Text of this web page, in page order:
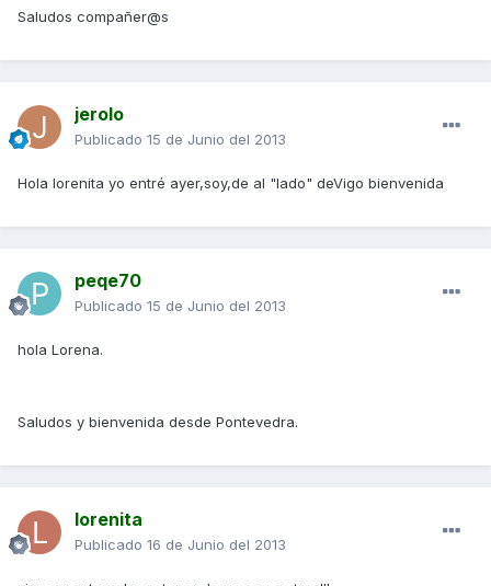
Saludos compañer@s
jerolo
Publicado 15 de Junio del 2013
Hola lorenita yo entré ayer,soy,de al "lado" deVigo bienvenida
peqe70
Publicado 15 de Junio del 2013
hola Lorena.
Saludos y bienvenida desde Pontevedra.
lorenita
Publicado 16 de Junio del 2013